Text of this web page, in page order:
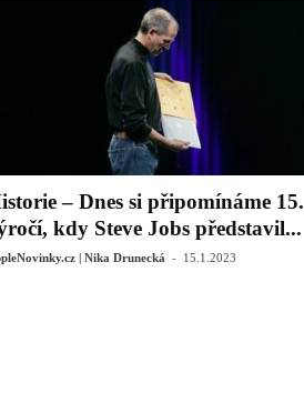
– Dnes si připomínáme 15.
kdy Steve Jobs představil...
| Nika Drunecká - 15.1.2023